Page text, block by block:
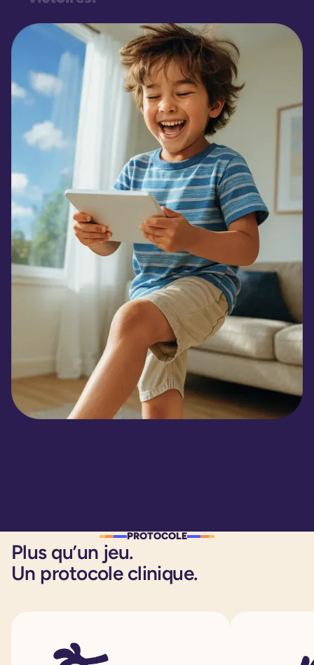
PROTOCOLE
Plus qu’un jeu.
Un protocole clinique.